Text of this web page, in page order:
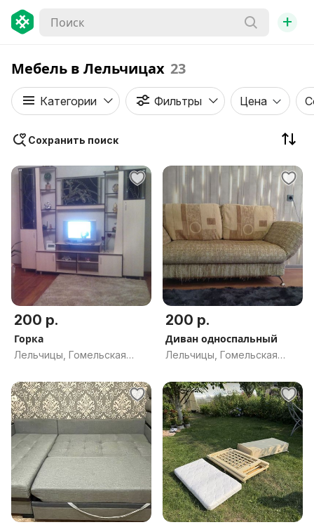
+
Мебель в Лельчицах 23
Категории Фильтры Цена
Сохранить поиск
200 р.
Горка
Лельчицы, Гомельская
200 р.
Диван односпальный
Лельчицы, Гомельская